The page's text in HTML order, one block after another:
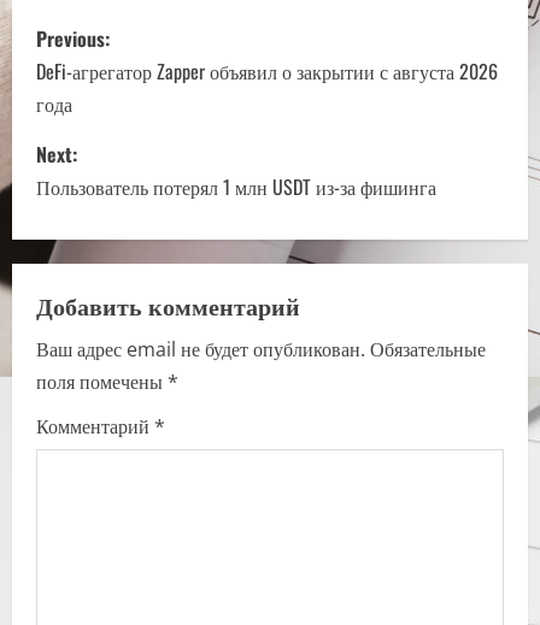
P
o
s
t
n
a
v
i
g
Previous:
DeFi-агрегатор Zapper объявил о закрытии с августа 2026
года
Next:
Пользователь потерял 1 млн USDT из-за фишинга
Добавить комментарий
Ваш адрес email не будет опубликован. Обязательные
поля помечены*
Комментарий *